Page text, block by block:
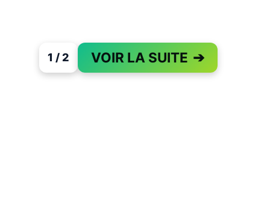
1 / 2 VOIR LA SUITE ➔
PAGE 1 OF 2